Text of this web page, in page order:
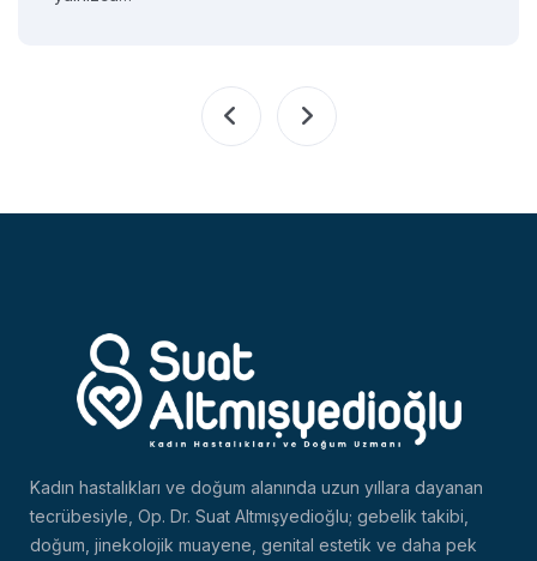
Kadın hastalıkları ve doğum alanında uzun yıllara dayanan
tecrübesiyle, Op. Dr. Suat Altmışyedioğlu; gebelik takibi,
doğum, jinekolojik muayene, genital estetik ve daha pek